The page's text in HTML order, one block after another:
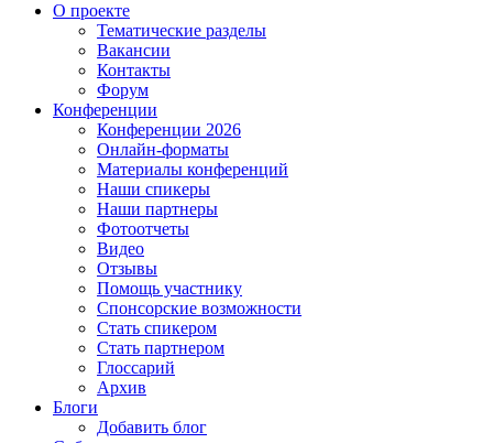
О проекте
Тематические разделы
Вакансии
Контакты
Форум
Конференции
Конференции 2026
Онлайн-форматы
Материалы конференций
Наши спикеры
Наши партнеры
Фотоотчеты
Видео
Отзывы
Помощь участнику
Спонсорские возможности
Стать спикером
Стать партнером
Глоссарий
Архив
Блоги
Добавить блог